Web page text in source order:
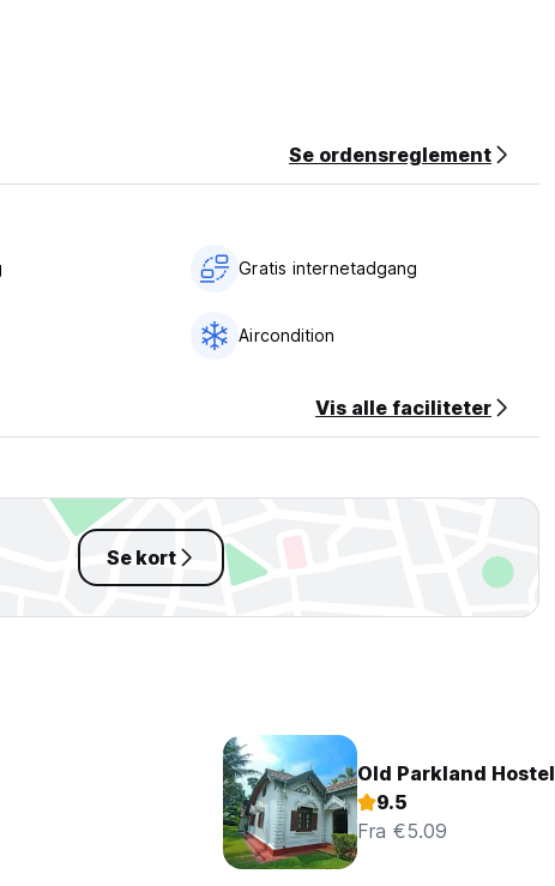
Se ordensreglement
Gratis internetadgang
Aircondition
Vis alle faciliteter
Se kort
Old Parkland Hostel
9.5
Fra €5.09